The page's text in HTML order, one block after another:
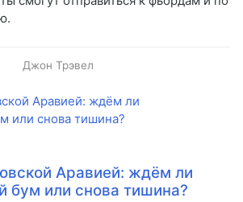
Джон Трэвел
Аравией: ждём ли
бум или снова тишина?